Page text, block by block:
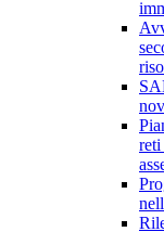
reti